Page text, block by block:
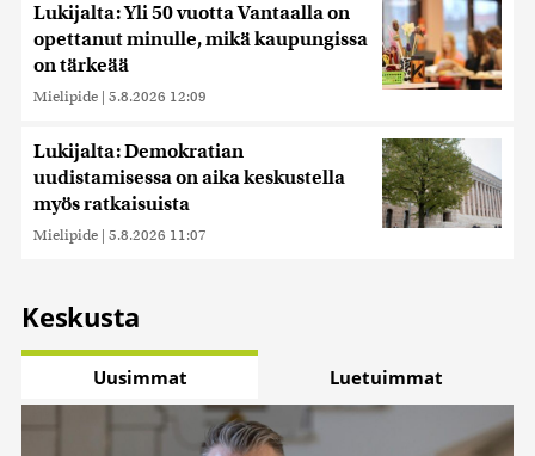
Lukijalta: Yli 50 vuotta Vantaalla on
opettanut minulle, mikä kaupungissa
on tärkeää
Mielipide | 5.8.2026 12:09
Lukijalta: Demokratian
uudistamisessa on aika keskustella
myös ratkaisuista
Mielipide | 5.8.2026 11:07
Keskusta
Uusimmat Luetuimmat